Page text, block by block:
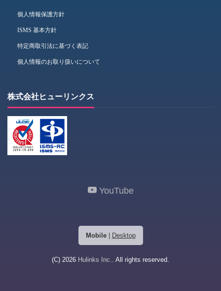
個人情報保護方針
ISMS 基本方針
特定商取引法に基づく表記
個人情報のお取り扱いについて
株式会社ヒューリンクス
YouTube
Mobile| Desktop
(C) 2026 Hulinks Inc.. All rights reserved.